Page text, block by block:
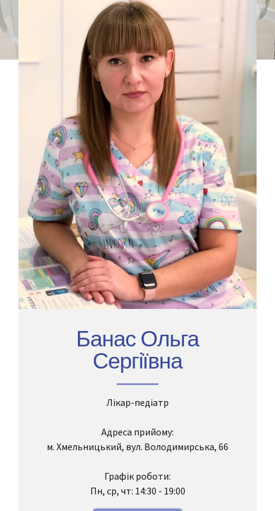
Банас Ольга
Сергіївна
Лікар-педіатр
Адреса прийому:
м. Хмельницький, вул. Володимирська, 66
Графік роботи:
Пн, ср, чт: 14:30 - 19:00